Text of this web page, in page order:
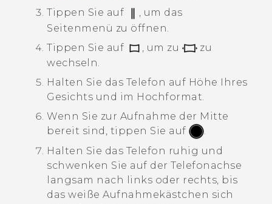
Tippen Sie auf
, um das
Seitenmenü zu öffnen.
Tippen Sie auf
, um zu
zu
wechseln.
Halten Sie das Telefon auf Höhe Ihres
Gesichts und im Hochformat.
Wenn Sie zur Aufnahme der Mitte
bereit sind, tippen Sie auf
.
Halten Sie das Telefon ruhig und
schwenken Sie auf der Telefonachse
langsam nach links oder rechts, bis
das weiße Aufnahmekästchen sich